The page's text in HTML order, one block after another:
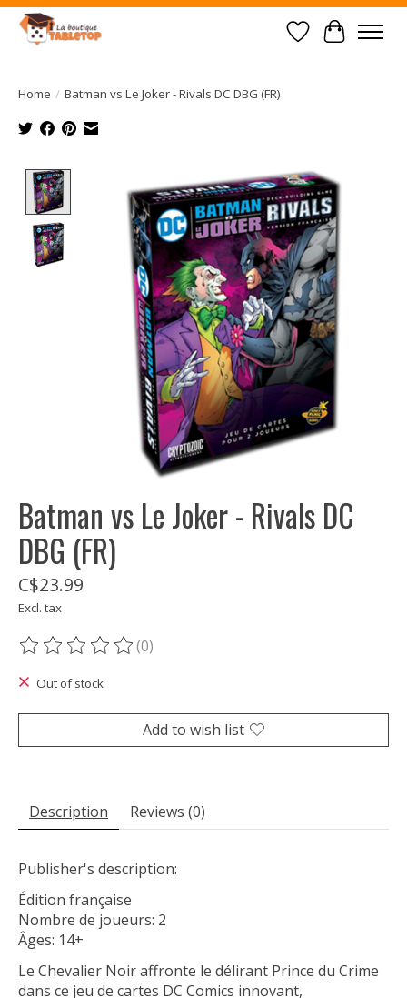
Wish List
Cart
Home / Batman vs Le Joker - Rivals DC DBG (FR)
Product image slideshow Items
Batman vs Le Joker - Rivals DC
DBG (FR)
C$23.99
Excl. tax
The rating of this product is
(0)
Out of stock
Add to wish list
Description Reviews (0)
Publisher's description:
Édition française
Nombre de joueurs: 2
Âges: 14+
Le Chevalier Noir affronte le délirant Prince du Crime
dans ce jeu de cartes DC Comics innovant,